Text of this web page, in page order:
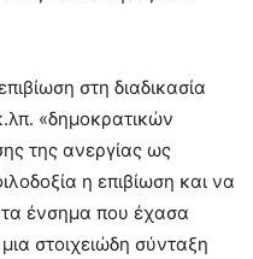
στη διαδικασία
«δημοκρατικών
της ανεργίας ως
η επιβίωση και να
ένσημα που έχασα
στοιχειώδη σύνταξη